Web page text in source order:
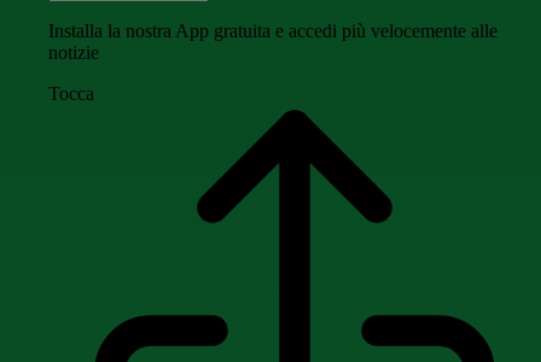
Installa la nostra App gratuita e accedi più velocemente alle
notizie
Tocca